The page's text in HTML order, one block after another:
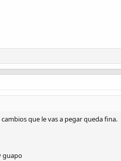
que le vas a pegar queda fina.
guapo